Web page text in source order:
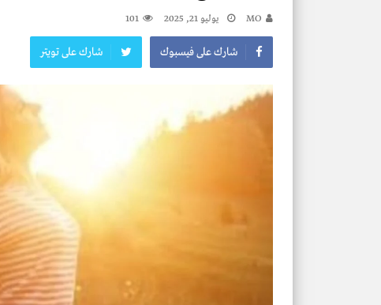
MO يوليو 21, 2025 101
شارك على فيسبوك شارك على تويتر